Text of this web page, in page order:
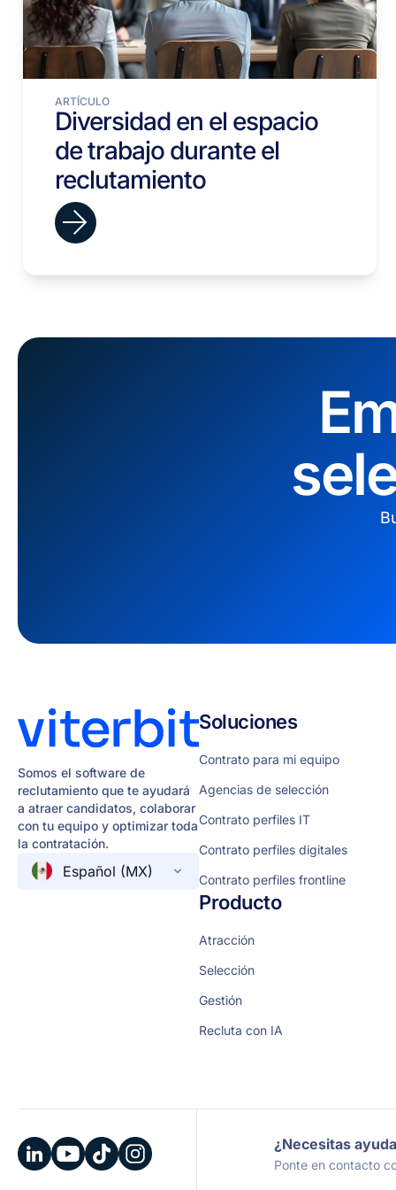
ARTÍCULO
Diversidad en el espacio
de trabajo durante el
reclutamiento
Somos el software de
reclutamiento que te ayudará
a atraer candidatos, colaborar
con tu equipo y optimizar toda
la contratación.
Español (MX)
Soluciones
Contrato para mi equipo
Agencias de selección
Contrato perfiles IT
Contrato perfiles digitales
Contrato perfiles frontline
Producto
Atracción
Selección
Gestión
Recluta con IA
¿Necesitas
Ponte en contacto